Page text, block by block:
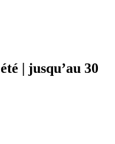
| jusqu’au 30